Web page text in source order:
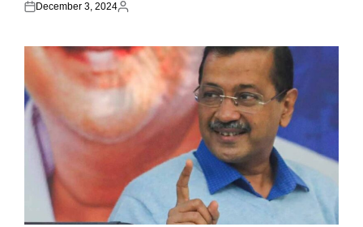
Posted
December 3, 2024
Posted